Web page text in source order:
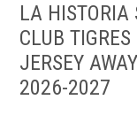
LA HISTORIA
CLUB
JERSEY
2026-2027